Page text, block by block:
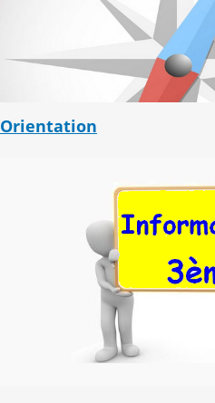
Orientation